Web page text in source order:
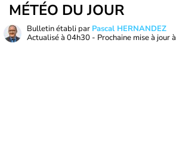
MÉTÉO DU JOUR
Bulletin établi par Pascal HERNANDEZ
Actualisé à 04h30 - Prochaine mise à jour à